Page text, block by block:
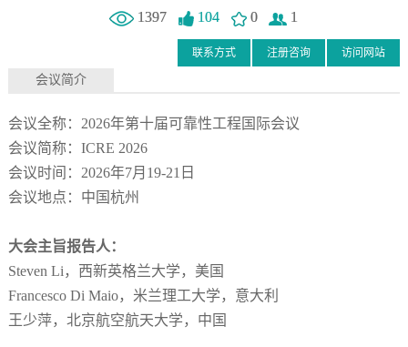
1397 104 0 1
访问网站
注册咨询
联系方式
会议简介
会议全称：2026年第十届可靠性工程国际会议
会议简称：ICRE 2026
会议时间：2026年7月19-21日
会议地点：中国杭州
大会主旨报告人：
Steven Li，西新英格兰大学，美国
Francesco Di Maio，米兰理工大学，意大利
王少萍，北京航空航天大学，中国